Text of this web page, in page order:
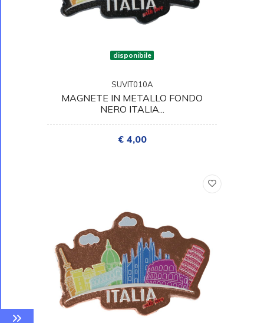
disponibile
SUVIT010A
MAGNETE IN METALLO FONDO
NERO ITALIA...
€ 4,00